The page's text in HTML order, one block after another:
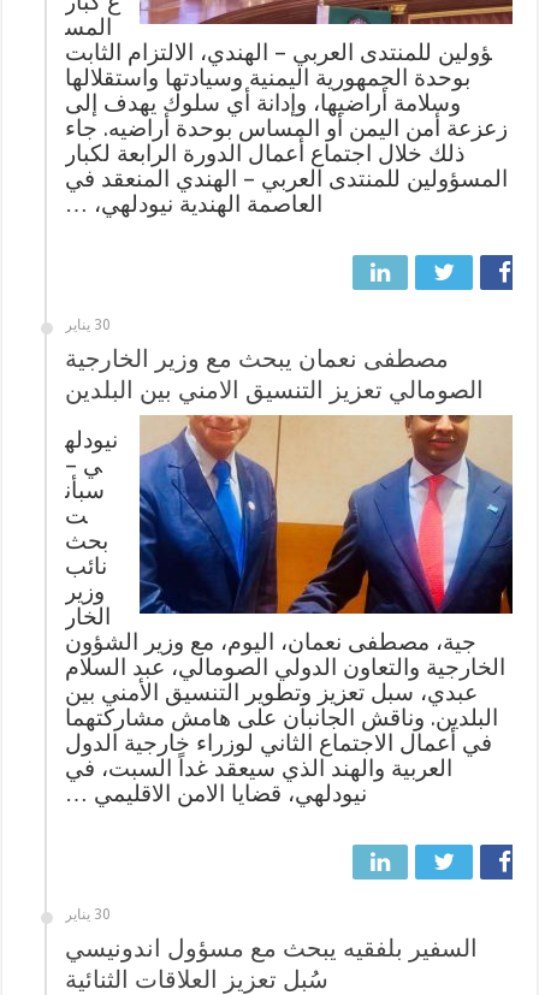
المس
ؤولين للمنتدى العربي – الهندي، الالتزام الثابت
بوحدة الجمهورية اليمنية وسيادتها واستقلالها
وسلامة أراضيها، وإدانة أي سلوك يهدف إلى
زعزعة أمن اليمن أو المساس بوحدة أراضيه. جاء
ذلك خلال اجتماع أعمال الدورة الرابعة لكبار
المسؤولين للمنتدى العربي – الهندي المنعقد في
العاصمة الهندية نيودلهي، …
30 يناير
مصطفى نعمان يبحث مع وزير الخارجية
الصومالي تعزيز التنسيق الامني بين البلدين
نيودله
ي –
سبأن
ت
بحث
نائب
وزير
الخار
جية، مصطفى نعمان، اليوم، مع وزير الشؤون
الخارجية والتعاون الدولي الصومالي، عبد السلام
عبدي، سبل تعزيز وتطوير التنسيق الأمني بين
البلدين. وناقش الجانبان على هامش مشاركتهما
في أعمال الاجتماع الثاني لوزراء خارجية الدول
العربية والهند الذي سيعقد غداً السبت، في
نيودلهي، قضايا الامن الاقليمي …
30 يناير
السفير بلفقيه يبحث مع مسؤول اندونيسي
سُبل تعزيز العلاقات الثنائية